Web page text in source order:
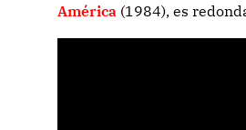
América (1984), es